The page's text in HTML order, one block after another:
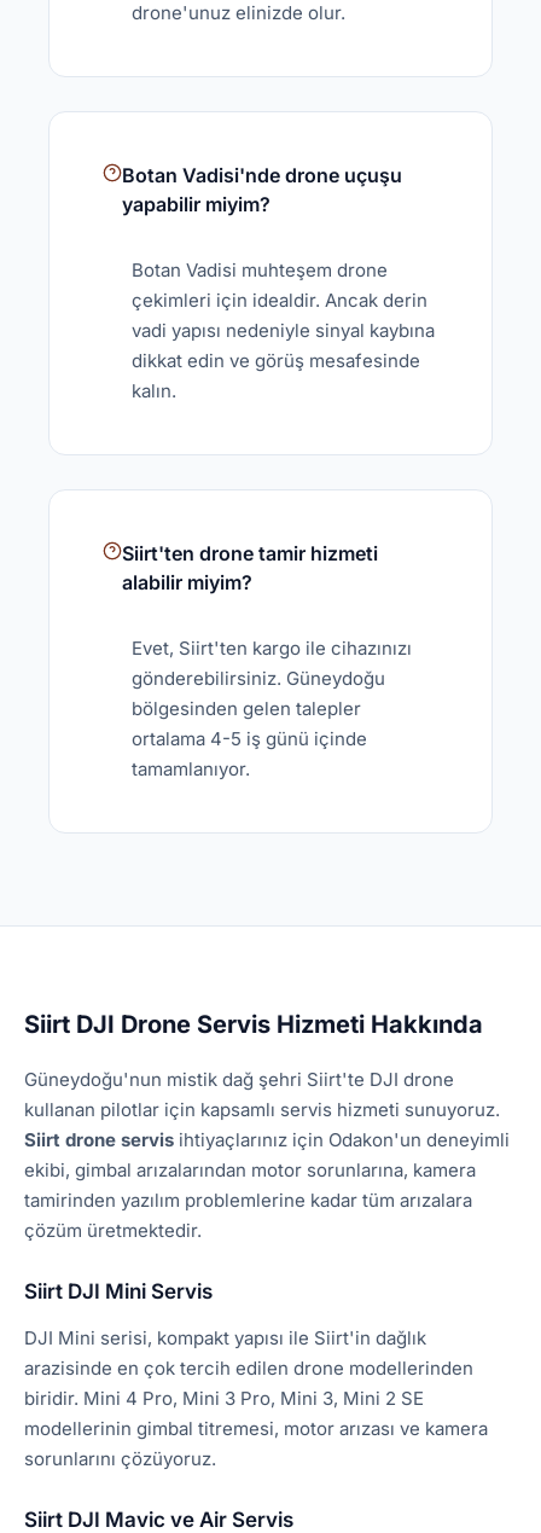
drone'unuz elinizde olur.
Botan Vadisi'nde drone uçuşu
yapabilir miyim?
Botan Vadisi muhteşem drone
çekimleri için idealdir. Ancak derin
vadi yapısı nedeniyle sinyal kaybına
dikkat edin ve görüş mesafesinde
kalın.
Siirt'ten drone tamir hizmeti
alabilir miyim?
Evet, Siirt'ten kargo ile cihazınızı
gönderebilirsiniz. Güneydoğu
bölgesinden gelen talepler
ortalama 4-5 iş günü içinde
tamamlanıyor.
Siirt DJI Drone Servis Hizmeti Hakkında
Güneydoğu'nun mistik dağ şehri Siirt'te DJI drone
kullanan pilotlar için kapsamlı servis hizmeti sunuyoruz.
Siirt drone servis ihtiyaçlarınız için Odakon'un deneyimli
ekibi, gimbal arızalarından motor sorunlarına, kamera
tamirinden yazılım problemlerine kadar tüm arızalara
çözüm üretmektedir.
Siirt DJI Mini Servis
DJI Mini serisi, kompakt yapısı ile Siirt'in dağlık
arazisinde en çok tercih edilen drone modellerinden
biridir. Mini 4 Pro, Mini 3 Pro, Mini 3, Mini 2 SE
modellerinin gimbal titremesi, motor arızası ve kamera
sorunlarını çözüyoruz.
Siirt DJI Mavic ve Air Servis